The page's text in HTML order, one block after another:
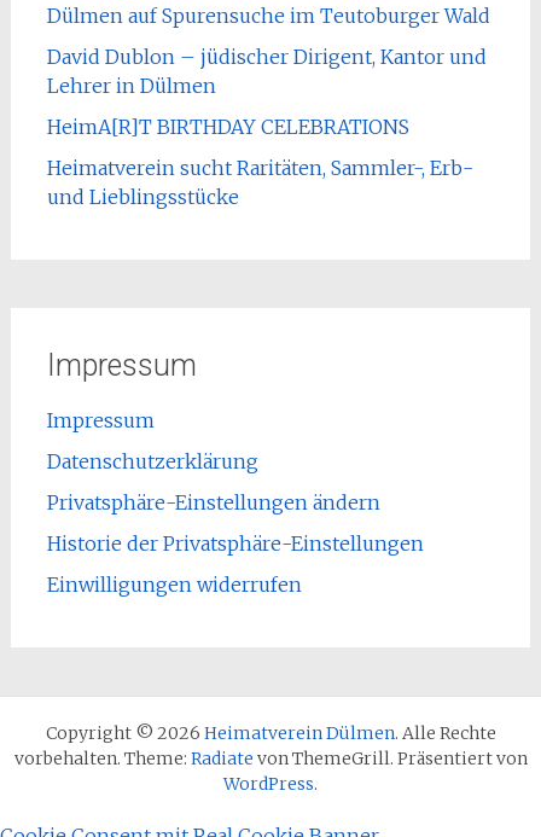
Dülmen auf Spurensuche im Teutoburger Wald
David Dublon – jüdischer Dirigent, Kantor und
Lehrer in Dülmen
HeimA[R]T BIRTHDAY CELEBRATIONS
Heimatverein sucht Raritäten, Sammler-, Erb-
und Lieblingsstücke
Impressum
Impressum
Datenschutzerklärung
Privatsphäre-Einstellungen ändern
Historie der Privatsphäre-Einstellungen
Einwilligungen widerrufen
Copyright © 2026 Heimatverein Dülmen. Alle Rechte
vorbehalten. Theme: Radiate von ThemeGrill. Präsentiert von
WordPress.